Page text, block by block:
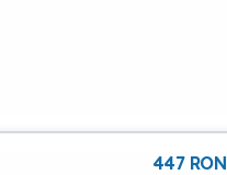
447 RON